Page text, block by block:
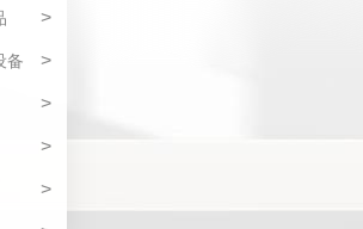
>
备 >
>
>
>